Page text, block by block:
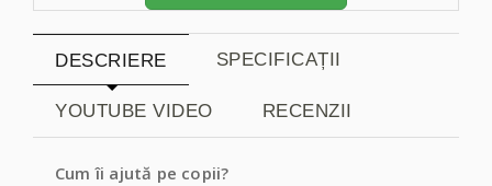
DESCRIERE SPECIFICAȚII
YOUTUBE VIDEO RECENZII
Cum îi ajută pe copii?